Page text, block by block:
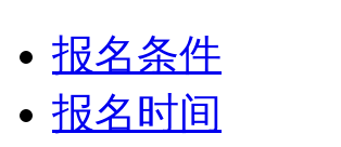
报名条件
报名时间